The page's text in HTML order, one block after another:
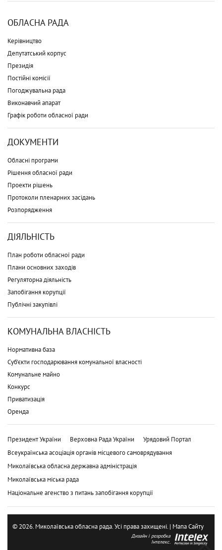
ОБЛАСНА РАДА
Керівництво
Депутатський корпус
Президія
Постійні комісії
Погоджувальна рада
Виконавчий апарат
Графік роботи обласної ради
ДОКУМЕНТИ
Обласні програми
Рішення обласної ради
Проекти рішень
Протоколи пленарних засідань
Розпорядження
ДІЯЛЬНІСТЬ
План роботи обласної ради
Плани основних заходів
Регуляторна діяльність
Запобігання корупції
Публічні закупівлі
КОМУНАЛЬНА ВЛАСНІСТЬ
Нормативна база
Суб'єкти господарювання комунальної власності
Комунальне майно
Конкурс
Приватизація
Оренда
Президент України Верховна Рада України
Урядовий Портал
Всеукраїнська асоціація органів місцевого самоврядування
Миколаївська обласна державна адміністрація
Миколаївська міська рада
Національне агенство з питань запобігання корупції
© 2026. Миколаївська обласна рада. Усі права захищені. | Мапа Сайту
Дизайн і розробка
Інтелекс.